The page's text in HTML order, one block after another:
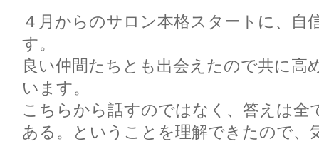
４月からのサロン本格スタートに、自
す。
良い仲間たちとも出会えたので共に高
います。
こちらから話すのではなく、答えは全
ある。ということを理解できたので、